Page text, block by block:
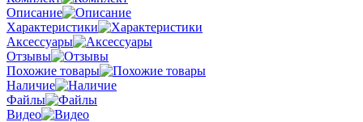
Описание
Характеристики
Аксессуары
Отзывы
Похожие товары
Наличие
Файлы
Видео